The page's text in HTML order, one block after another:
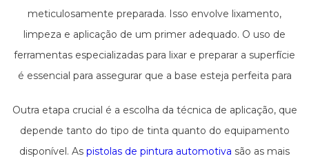
meticulosamente preparada. Isso envolve lixamento,
limpeza e aplicação de um primer adequado. O uso de
ferramentas especializadas para lixar e preparar a superfície
é essencial para assegurar que a base esteja perfeita para
Outra etapa crucial é a escolha da técnica de aplicação, que
depende tanto do tipo de tinta quanto do equipamento
disponível. As pistolas de pintura automotiva são as mais